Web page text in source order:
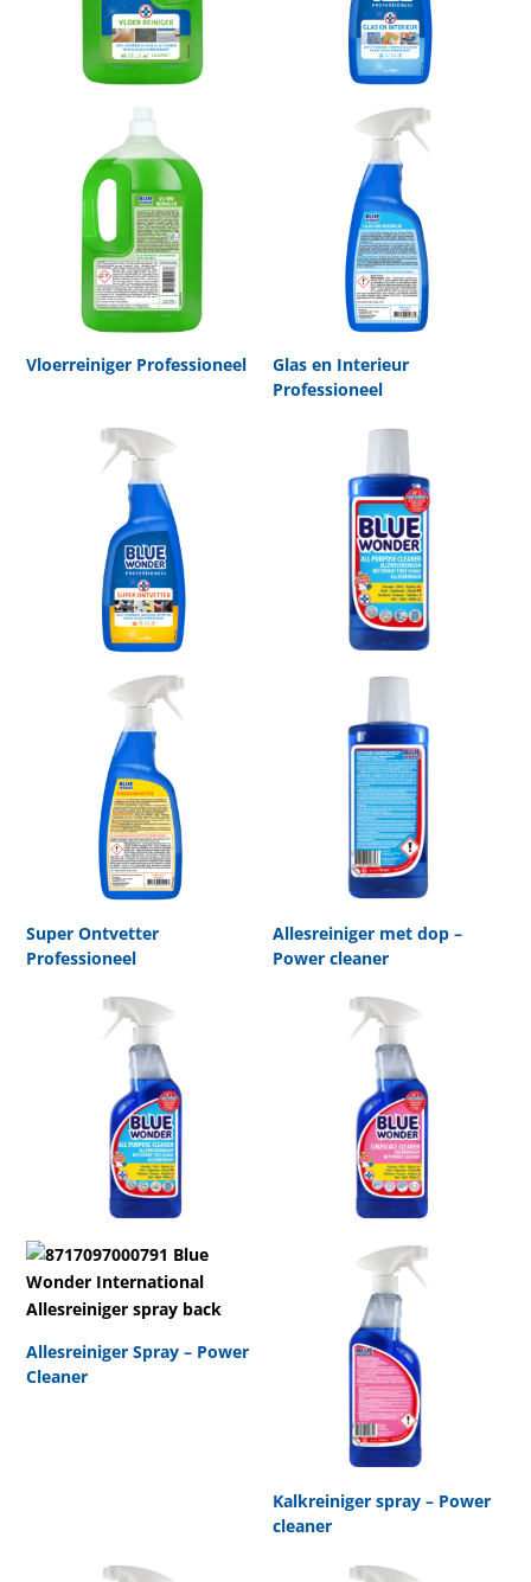
Vloerreiniger Professioneel
Glas en Interieur
Professioneel
Super Ontvetter
Professioneel
Allesreiniger met dop –
Power cleaner
Allesreiniger Spray – Power
Cleaner
Kalkreiniger spray – Power
cleaner